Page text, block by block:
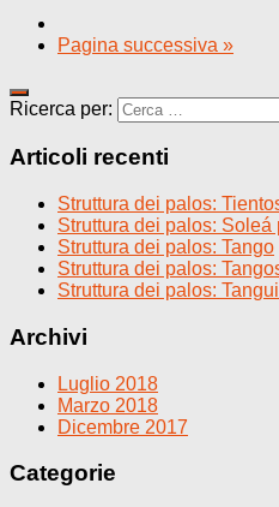
Pagina successiva »
Ricerca per:
Articoli recenti
Struttura dei palos:
Struttura dei palos: Soleá
Struttura dei palos: Tango
Struttura dei palos:
Struttura dei palos:
Archivi
Luglio 2018
Marzo 2018
Dicembre 2017
Categorie